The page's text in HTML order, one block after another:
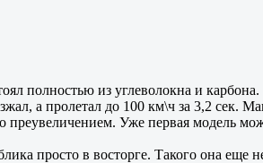
полностью из углеволокна и
а пролетал до 100 км\ч за 3,2 сек.
Уже первая модель
просто в восторге. Такого она еще